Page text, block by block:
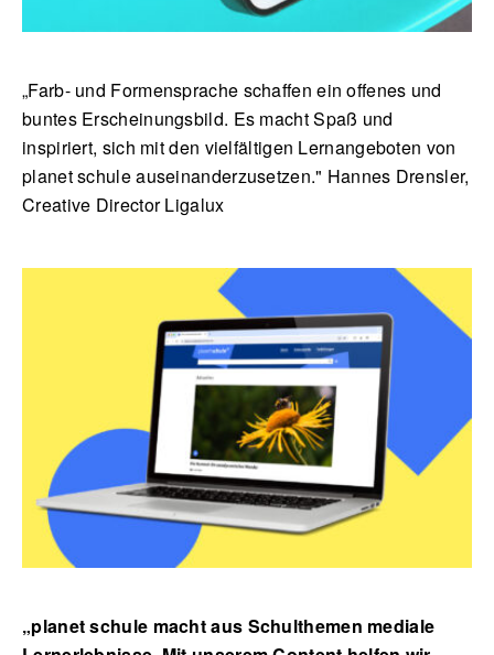
„Farb- und Formensprache schaffen ein offenes und
buntes Erscheinungsbild. Es macht Spaß und
inspiriert, sich mit den vielfältigen Lernangeboten von
planet schule auseinanderzusetzen." Hannes Drensler,
Creative Director Ligalux
„planet schule macht aus Schulthemen mediale